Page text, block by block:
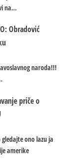
na…
Obradović
naroda!!!
priče o
ono lazu ja
amerike